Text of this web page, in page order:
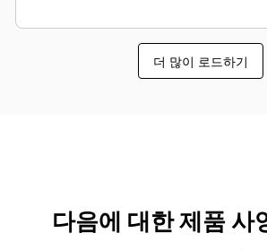
더 많이 로드하기
다음에 대한 제품 사